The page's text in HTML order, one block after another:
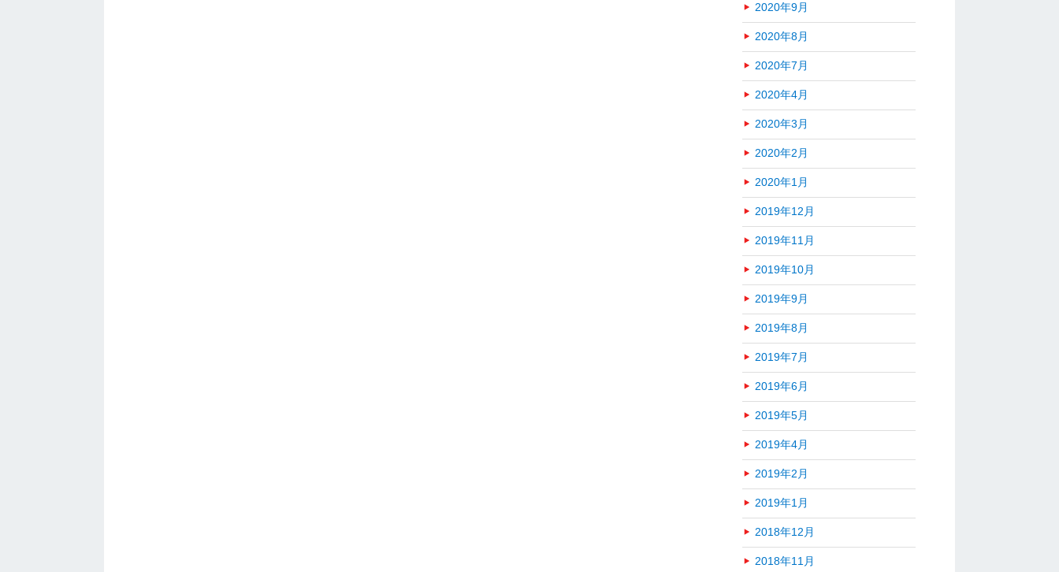
2020年9月
2020年8月
2020年7月
2020年4月
2020年3月
2020年2月
2020年1月
2019年12月
2019年11月
2019年10月
2019年9月
2019年8月
2019年7月
2019年6月
2019年5月
2019年4月
2019年2月
2019年1月
2018年12月
2018年11月